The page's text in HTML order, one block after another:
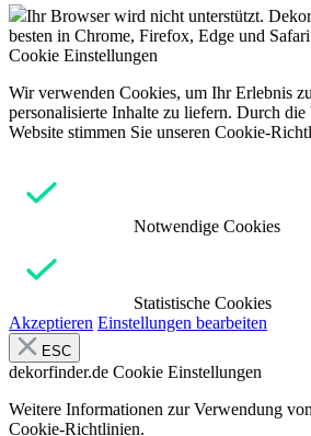
Ihr Browser wird nicht unterstützt.
besten in Chrome, Firefox, Edge und Safari
Cookie Einstellungen
Wir verwenden Cookies, um Ihr Erlebnis
personalisierte Inhalte zu liefern. Durch die
Website stimmen Sie unseren Cookie-
Notwendige Cookies
Statistische Cookies
Akzeptieren Einstellungen bearbeiten
ESC
dekorfinder.de Cookie Einstellungen
Weitere Informationen zur Verwendung
Cookie-Richtlinien.